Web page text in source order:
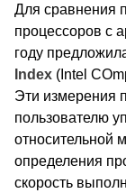
Для сравнения
процессоров с
году
Index (Intel
Эти измерения
пользователю
относительной
определения
скорость